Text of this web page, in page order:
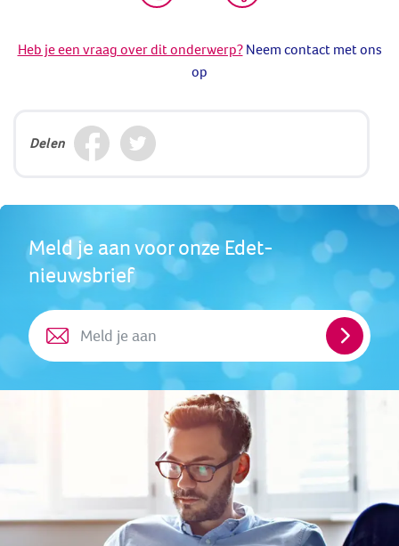
Heb je een vraag over dit onderwerp?Neem contact met ons
op
Delen
Meld je aan voor onze Edet-
nieuwsbrief
Meld
je
aan